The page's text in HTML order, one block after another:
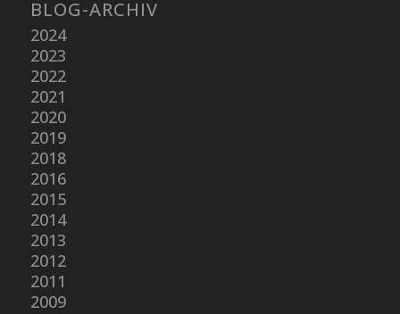
BLOG-ARCHIV
2024
2023
2022
2021
2020
2019
2018
2016
2015
2014
2013
2012
2011
2009